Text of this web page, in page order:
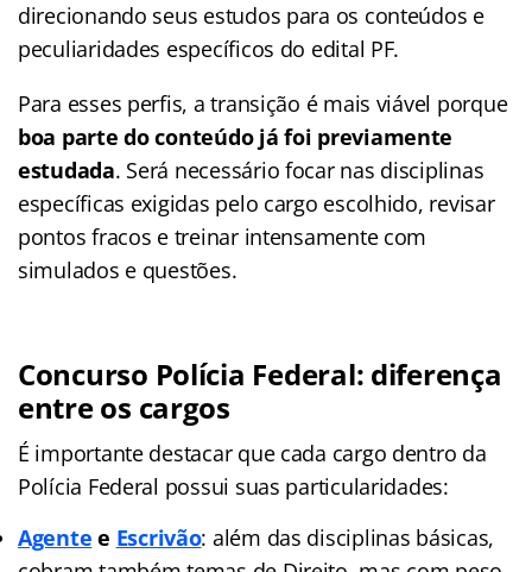
direcionando seus estudos para os conteúdos e
peculiaridades específicos do edital PF.
Para esses perfis, a transição é mais viável porque
boa parte do conteúdo já foi previamente
estudada. Será necessário focar nas disciplinas
específicas exigidas pelo cargo escolhido, revisar
pontos fracos e treinar intensamente com
simulados e questões.
Concurso Polícia Federal: diferença
entre os cargos
É importante destacar que cada cargo dentro da
Polícia Federal possui suas particularidades:
Agente e Escrivão: além das disciplinas básicas,